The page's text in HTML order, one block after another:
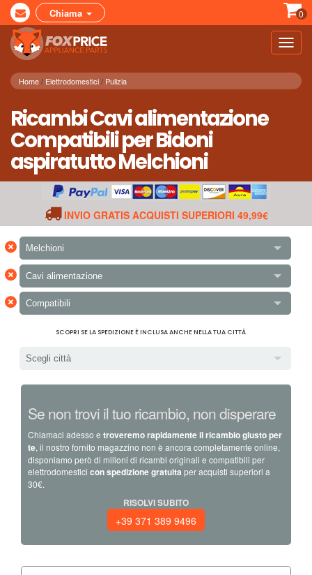
Chiama 0
Home Elettrodomestici Pulizia
Ricambi Cavi alimentazione
Compatibili per Bidoni
aspiratutto Melchioni
INVIO GRATIS ACQUISTI SUPERIORI 49,99€
× Melchioni
× Cavi alimentazione
× Compatibili
SCOPRI SE LA SPEDIZIONE È INCLUSA ANCHE NELLA TUA CITTÀ
Scegli città
Se non trovi il tuo ricambio, non disperare
Chiamaci adesso e troveremo rapidamente il ricambio giusto per
te, il nostro fornito magazzino non è ancora completamente online,
disponiamo però di milioni di ricambi originali e compatibili per
elettrodomestici con spedizione gratuita per acquisti superiori a
30€.
RISOLVI SUBITO
+39 371 389 9496